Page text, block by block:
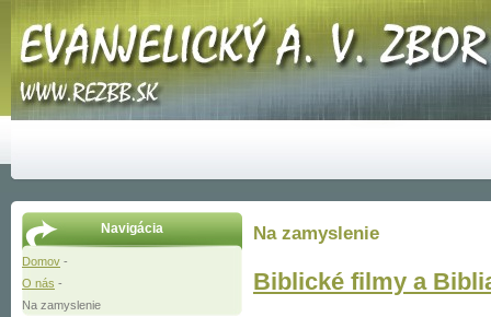
Navigácia
Domov -
O nás -
Na zamyslenie
Na zamyslenie
Biblické filmy a